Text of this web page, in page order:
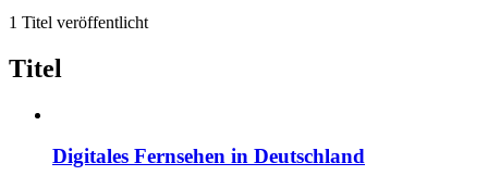
1 Titel veröffentlicht
Titel
Digitales Fernsehen in Deutschland